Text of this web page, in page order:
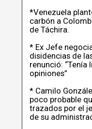
*Venezuela
carbón a
de Táchira.
* Ex Jefe
disidencias de
renunció:
opiniones”
* Camilo
poco probable
trazados por el
de su